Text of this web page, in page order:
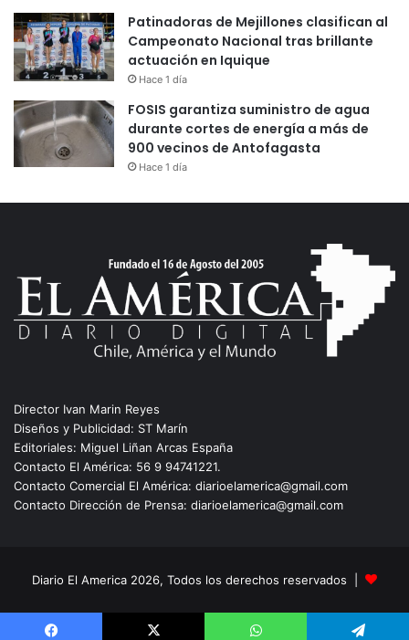
Patinadoras de Mejillones clasifican al
Campeonato Nacional tras brillante
actuación en Iquique
Hace 1 día
FOSIS garantiza suministro de agua
durante cortes de energía a más de
900 vecinos de Antofagasta
Hace 1 día
Director Ivan Marin Reyes
Diseños y Publicidad: ST Marín
Editoriales: Miguel Liñan Arcas España
Contacto El América: 56 9 94741221.
Contacto Comercial El América: diarioelamerica@gmail.com
Contacto Dirección de Prensa: diarioelamerica@gmail.com
Diario El America 2026, Todos los derechos reservados |